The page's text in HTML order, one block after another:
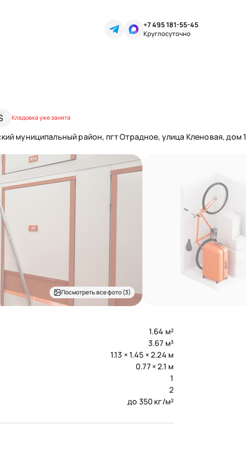
+7 495 181-55-45
Круглосуточно
Кладовка уже занята
муниципальный район, пгт Отрадное, улица Кленовая, дом 1
Посмотреть все фото (3)
1.64 м²
3.67 м³
1.13 × 1.45 × 2.24 м
0.77 × 2.1 м
1
2
до 350 кг/м²